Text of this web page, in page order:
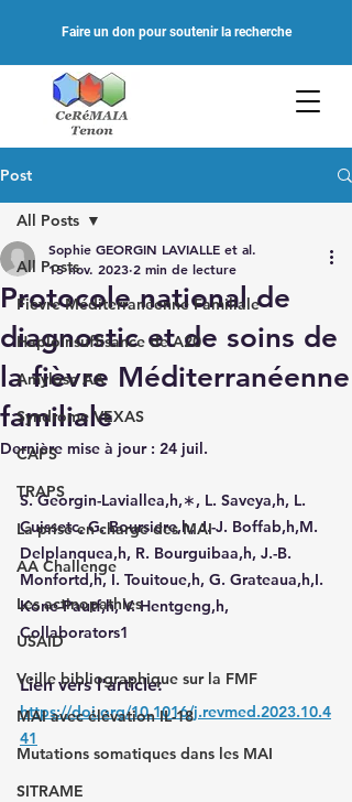
Faire un don pour soutenir la recherche
Post
All Posts
Fièvre Méditerranéenne Familiale
Haploinsuffisance de A20
Amylose AA
Syndrome VEXAS
CAPS
TRAPS
La prise en charge des MAI
AA Challenge
Les actinopathies
USAID
Veille bibliographique sur la FMF
MAI avec élévation IL-18
Mutations somatiques dans les MAI
SITRAME
All Posts
Protocole national de
diagnostic et de soins de
la fièvre Méditerranéenne
familiale
Sophie GEORGIN LAVIALLE et al.
15 nov. 2023 2 min de lecture
Dernière mise à jour : 24 juil.
S. Georgin-Laviallea,h,∗, L. Saveya,h, L.
Cuissetc, G. Boursiere,h, J.-J. Boffab,h,M.
Delplanquea,h, R. Bourguibaa,h, J.-B.
Monfortd,h, I. Touitoue,h, G. Grateaua,h,I.
Kone-Pautf,h, V. Hentgeng,h,
Collaborators1
Lien vers l'article:
https://doi.org/10.1016/j.revmed.2023.10.4
41